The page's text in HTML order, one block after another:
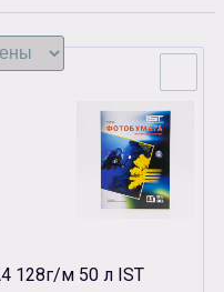
128г/м 50 л IST